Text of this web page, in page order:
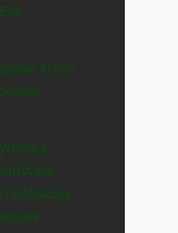
które
i pokazują